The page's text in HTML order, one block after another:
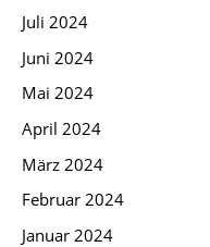
Juli 2024
Juni 2024
Mai 2024
April 2024
März 2024
Februar 2024
Januar 2024